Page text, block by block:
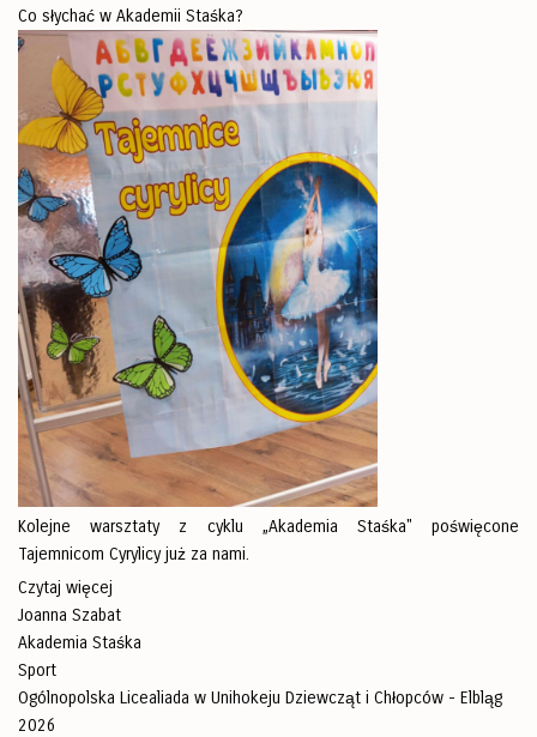
Co słychać w Akademii Staśka?
Kolejne warsztaty z cyklu „Akademia Staśka" poświęcone
Tajemnicom Cyrylicy już za nami.
Czytaj więcej
Joanna Szabat
Akademia Staśka
Sport
Ogólnopolska Licealiada w Unihokeju Dziewcząt i Chłopców - Elbląg
2026